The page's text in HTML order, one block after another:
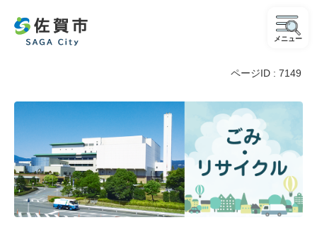
メニュー
み・
リ
サ
イ
ページID : 7149